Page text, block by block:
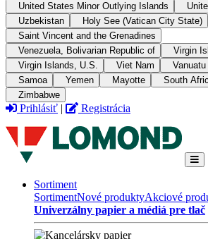
United States Minor Outlying Islands
Uzbekistan
Holy See (Vatican City State)
Saint Vincent and the Grenadines
Venezuela, Bolivarian Republic of
Virgin
Virgin Islands, U.S.
Viet Nam Vanuatu
Samoa
Yemen Mayotte South
Zimbabwe
Prihlásiť | Registrácia
Sortiment
SortimentNové produktyAkciové
Univerzálny papier a médiá pre tlač